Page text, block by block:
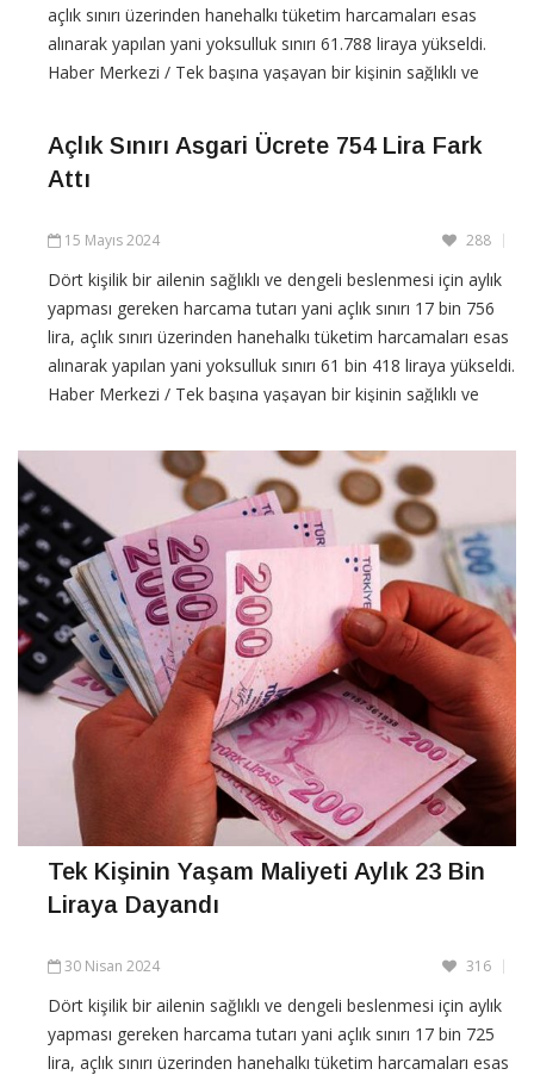
açlık sınırı üzerinden hanehalkı tüketim harcamaları esas
alınarak yapılan yani yoksulluk sınırı 61.788 liraya yükseldi.
Haber Merkezi / Tek başına yaşayan bir kişinin sağlıklı ve
CONTINUE READING
Açlık Sınırı Asgari Ücrete 754 Lira Fark
Attı
15 Mayıs 2024 288
Dört kişilik bir ailenin sağlıklı ve dengeli beslenmesi için aylık
yapması gereken harcama tutarı yani açlık sınırı 17 bin 756
lira, açlık sınırı üzerinden hanehalkı tüketim harcamaları esas
alınarak yapılan yani yoksulluk sınırı 61 bin 418 liraya yükseldi.
Haber Merkezi / Tek başına yaşayan bir kişinin sağlıklı ve
CONTINUE READING
Tek Kişinin Yaşam Maliyeti Aylık 23 Bin
Liraya Dayandı
30 Nisan 2024 316
Dört kişilik bir ailenin sağlıklı ve dengeli beslenmesi için aylık
yapması gereken harcama tutarı yani açlık sınırı 17 bin 725
lira, açlık sınırı üzerinden hanehalkı tüketim harcamaları esas